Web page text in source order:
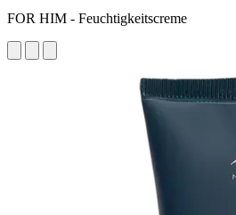
FOR HIM - Feuchtigkeitscreme